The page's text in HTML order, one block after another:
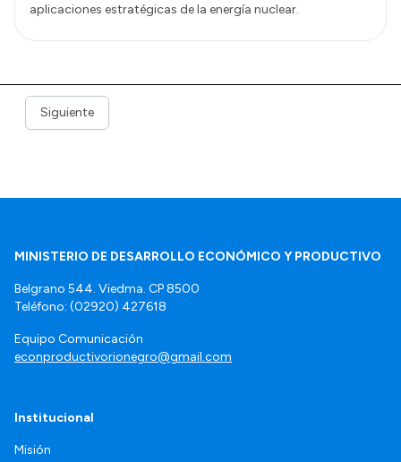
aplicaciones estratégicas de la energía nuclear.
Siguiente
MINISTERIO DE DESARROLLO ECONÓMICO Y PRODUCTIVO
Belgrano 544. Viedma. CP 8500
Teléfono: (02920) 427618
Equipo Comunicación
econproductivorionegro@gmail.com
Institucional
Misión